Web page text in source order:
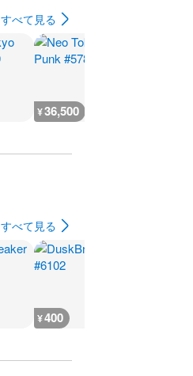
すべて見る
¥36,500
すべて見る
¥400